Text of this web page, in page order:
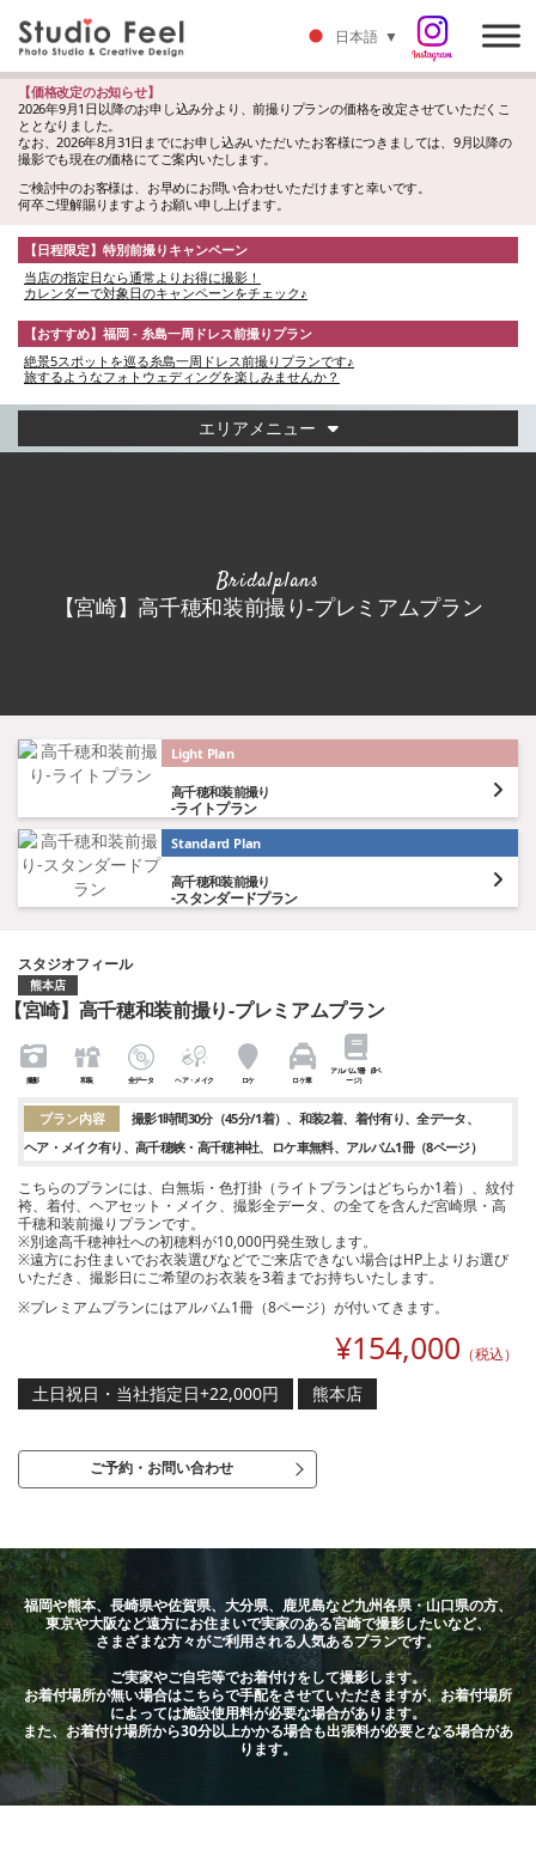
【価格改定のお知らせ】
2026年9月1日以降のお申し込み分より、前撮りプランの価格を改定させていただくこ
ととなりました。
なお、2026年8月31日までにお申し込みいただいたお客様につきましては、9月以降の
撮影でも現在の価格にてご案内いたします。
ご検討中のお客様は、お早めにお問い合わせいただけますと幸いです。
何卒ご理解賜りますようお願い申し上げます。
【日程限定】特別前撮りキャンペーン
当店の指定日なら通常よりお得に撮影！
カレンダーで対象日のキャンペーンをチェック♪
【おすすめ】福岡 - 糸島一周ドレス前撮りプラン
絶景5スポットを巡る糸島一周ドレス前撮りプランです♪
旅するようなフォトウェディングを楽しみませんか？
エリアメニュー
Bridalplans
【宮崎】高千穂和装前撮り-プレミアムプラン
Light Plan
高千穂和装前撮り
-ライトプラン
Standard Plan
高千穂和装前撮り
-スタンダードプラン
スタジオフィール
熊本店
【宮崎】高千穂和装前撮り-プレミアムプラン
撮影 和装 全データ ヘア・メイク ロケ ロケ車
アルバム1冊（8ペ
ージ）
プラン内容 撮影1時間30分（45分/1着） 和装2着 着付有り
全データ
ヘア・メイク有り
高千穂峡・高千穂神社 ロケ車無料 アルバム1冊（8ページ）
こちらのプランには、白無垢・色打掛（ライトプランはどちらか1着）、紋付
袴、着付、ヘアセット・メイク、撮影全データ、の全てを含んだ宮崎県・高
千穂和装前撮りプランです。
※別途高千穂神社への初穂料が10,000円発生致します。
※遠方にお住まいでお衣装選びなどでご来店できない場合はHP上よりお選び
いただき、撮影日にご希望のお衣装を3着までお持ちいたします。
※プレミアムプランにはアルバム1冊（8ページ）が付いてきます。
¥154,000 （税込）
土日祝日・当社指定日+22,000円 熊本店
ご予約・お問い合わせ
福岡や熊本、長崎県や佐賀県、大分県、鹿児島など九州各県・山口県の方、
東京や大阪など遠方にお住まいで実家のある宮崎で撮影したいなど、
さまざまな方々がご利用される人気あるプランです。
ご実家やご自宅等でお着付けをして撮影します。
お着付場所が無い場合はこちらで手配をさせていただきますが、お着付場所
によっては施設使用料が必要な場合があります。
また、お着付け場所から30分以上かかる場合も出張料が必要となる場合があ
ります。
日本語 ▼